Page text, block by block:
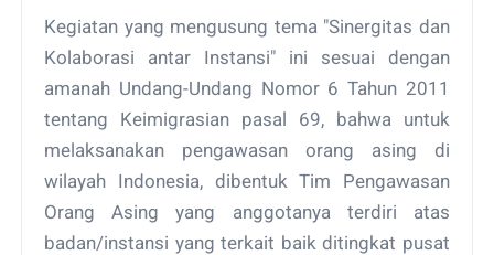
Kegiatan yang mengusung tema "Sinergitas dan
Kolaborasi antar Instansi" ini sesuai dengan
amanah Undang-Undang Nomor 6 Tahun 2011
tentang Keimigrasian pasal 69, bahwa untuk
melaksanakan pengawasan orang asing di
wilayah Indonesia, dibentuk Tim Pengawasan
Orang Asing yang anggotanya terdiri atas
badan/instansi yang terkait baik ditingkat pusat